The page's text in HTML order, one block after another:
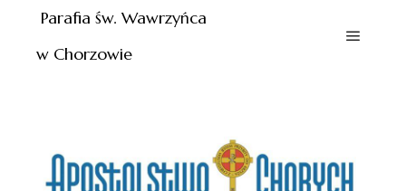
Parafia św. Wawrzyńca
w Chorzowie